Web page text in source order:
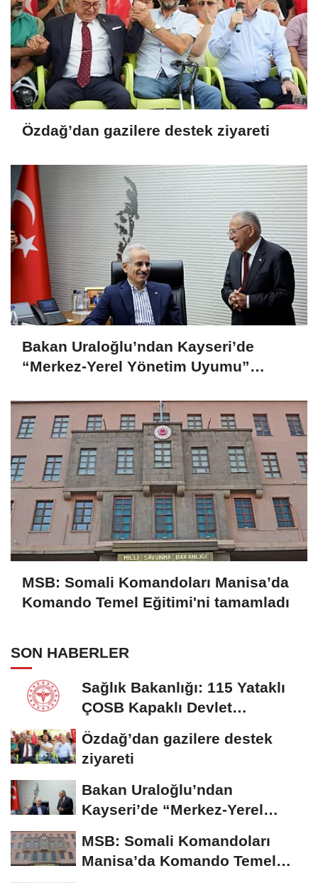
Özdağ’dan gazilere destek ziyareti
Bakan Uraloğlu’ndan Kayseri’de
“Merkez-Yerel Yönetim Uyumu”
MSB: Somali Komandoları Manisa’da
Komando Temel Eğitimi'ni tamamladı
SON HABERLER
Sağlık Bakanlığı: 115 Yataklı
ÇOSB Kapaklı Devlet
Özdağ’dan gazilere destek
ziyareti
Bakan Uraloğlu’ndan
Kayseri’de “Merkez-Yerel
MSB: Somali Komandoları
Manisa’da Komando Temel